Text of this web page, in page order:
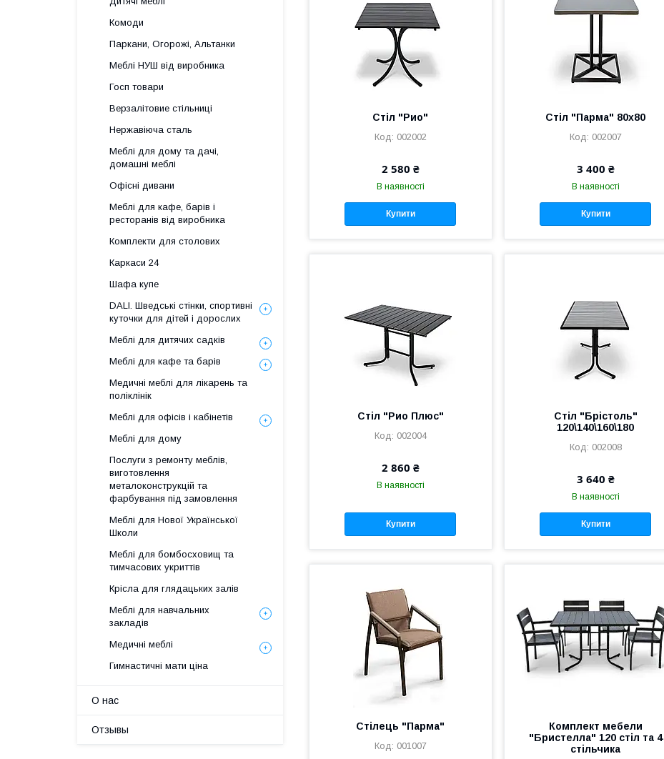
Стіл "Рио"
002002
2 580 ₴
В наявності
Купити
Стіл "Парма" 80х80
002007
3 400 ₴
В наявності
Купити
Стіл "Рио Плюс"
002004
2 860 ₴
В наявності
Купити
Стіл "Брістоль"
120\140\160\180
002008
3 640 ₴
В наявності
Купити
Стілець "Парма"
001007
Комплект мебели
"Бристелла" 120 стіл та 4
стільчика
Комоди
Паркани, Огорожі, Альтанки
Меблі НУШ від виробника
Госп товари
Верзалітовие стільниці
Нержавіюча сталь
Меблі для дому та дачі,
домашні меблі
Офісні дивани
Меблі для кафе, барів і
ресторанів від виробника
Комплекти для столових
Каркаси 24
Шафа купе
DALI. Шведські стінки, спортивні
куточки для дітей і дорослих
Меблі для дитячих садків
Меблі для кафе та барів
Медичні меблі для лікарень та
поліклінік
Меблі для офісів і кабінетів
Меблі для дому
Послуги з ремонту меблів,
виготовлення
металоконструкцій та
фарбування під замовлення
Меблі для Нової Української
Школи
Меблі для бомбосховищ та
тимчасових укриттів
Крісла для глядацьких залів
Меблі для навчальних
закладів
Медичні меблі
Гимнастичні мати ціна
О нас
Отзывы